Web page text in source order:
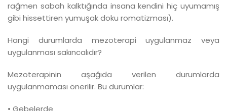
rağmen sabah kalktığında insana kendini hiç uyumamış
gibi hissettiren yumuşak doku romatizması).
Hangi durumlarda mezoterapi uygulanmaz veya
uygulanması sakıncalıdır?
Mezoterapinin aşağıda verilen durumlarda
uygulanmaması önerilir. Bu durumlar:
• Gebelerde